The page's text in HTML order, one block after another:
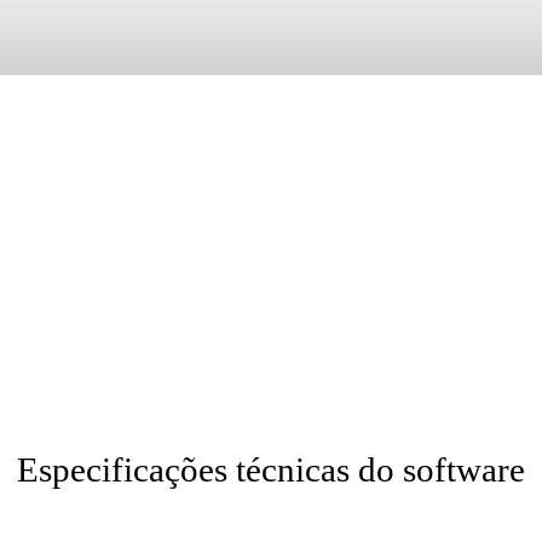
Especificações técnicas do software